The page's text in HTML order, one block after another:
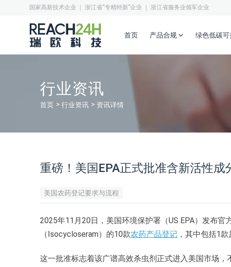
国家高新技术企业 ｜ 浙江省“专精特新”企业 ｜ 浙江省服务业领军企业
首页 产品合规 绿色低碳可
行业资讯
首页 行业资讯 资讯详情
重磅！美国EPA正式批准含新活性
美国农药登记要求与流程
2025年11月20日，美国环境保护署（US EPA）发布官
（Isocycloseram）的10款农药产品登记 ，其中包括1
这一批准标志着该广谱高效杀虫剂正式进入美国市场